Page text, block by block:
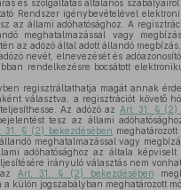
és szolgáltatás általános szabályairól
Rendszer igénybevételével
az állami adóhatósághoz. A
meghatalmazással vagy
az adózó által adott állandó
nevét, elnevezését és
rendelkezésre bocsátott
regisztráltathatja magát annak
választva, a regisztrációt követő
Az adózó az Art. 31. § (2)
tesz az állami
31. § (2) bekezdésében
meghatalmazással vagy
adóhatósághoz az általa képviselt
irányuló választás nem
Art. 31. § (2) bekezdésében
külön jogszabályban meghatározott